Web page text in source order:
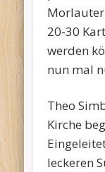
20-30
werden
nun mal
Theo
Kirche
leckeren